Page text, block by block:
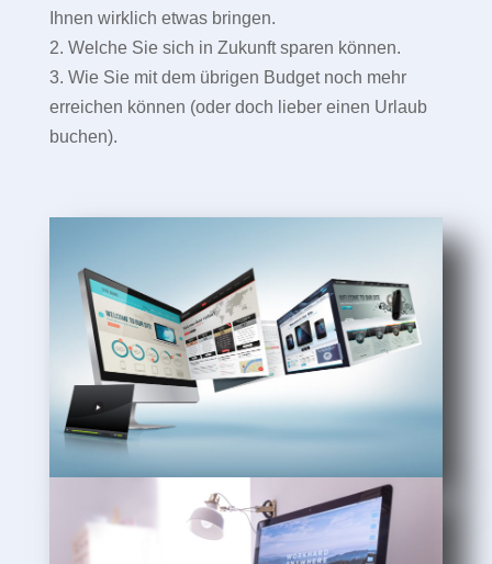
Ihnen wirklich etwas bringen.
2. Welche Sie sich in Zukunft sparen können.
3. Wie Sie mit dem übrigen Budget noch mehr
erreichen können (oder doch lieber einen Urlaub
buchen).